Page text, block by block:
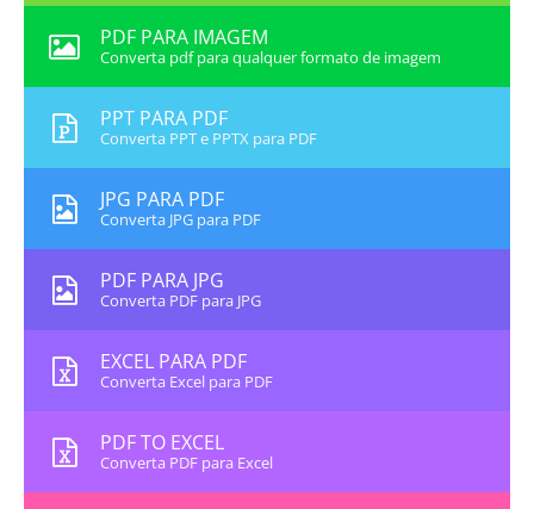
PDF PARA IMAGEM
Converta pdf para qualquer formato de imagem
PPT PARA PDF
Converta PPT e PPTX para PDF
JPG PARA PDF
Converta JPG para PDF
PDF PARA JPG
Converta PDF para JPG
EXCEL PARA PDF
Converta Excel para PDF
PDF TO EXCEL
Converta PDF para Excel